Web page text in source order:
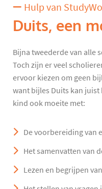
Hulp van
Duits, een
Bijna tweederde van alle
Toch zijn er veel
ervoor kiezen om geen
want bijles Duits kan
kind ook moeite met:
De voorbereiding van
Het samenvatten van
Lezen en begrijpen